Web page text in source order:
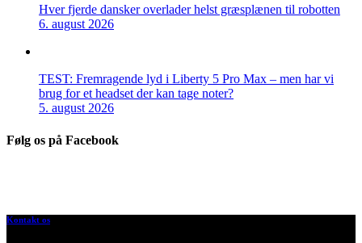
Hver fjerde dansker overlader helst græsplænen til robotten
6. august 2026
TEST: Fremragende lyd i Liberty 5 Pro Max – men har vi
brug for et headset der kan tage noter?
5. august 2026
Følg os på Facebook
Kontakt os